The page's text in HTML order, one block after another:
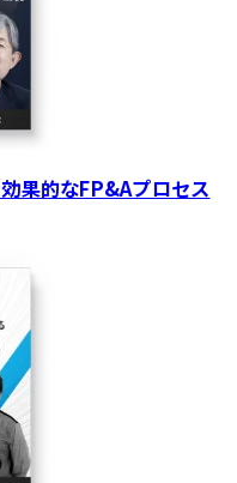
果的なFP&Aプロセス